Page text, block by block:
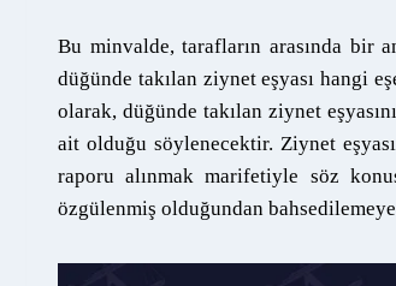
Bu minvalde, tarafların arasında bir
düğünde takılan ziynet eşyası hangi
olarak, düğünde takılan ziynet
ait olduğu söylenecektir. Ziynet
raporu alınmak marifetiyle söz
özgülenmiş olduğundan